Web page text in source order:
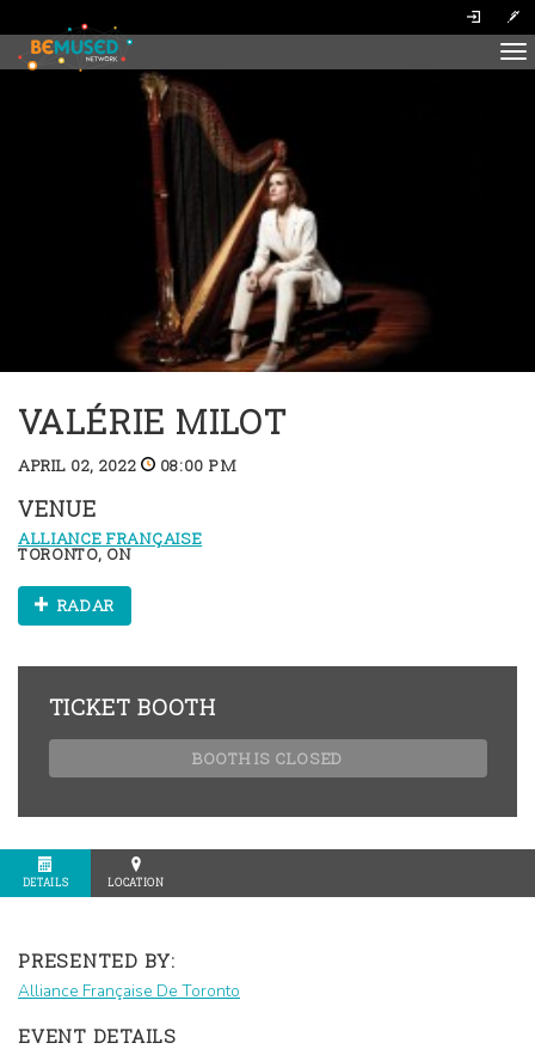
VALÉRIE MILOT
APRIL 02, 2022 08:00 PM
VENUE
ALLIANCE FRANÇAISE
TORONTO, ON
RADAR
TICKET BOOTH
BOOTH IS CLOSED
DETAILS LOCATION
PRESENTED BY:
Alliance Française De Toronto
EVENT DETAILS